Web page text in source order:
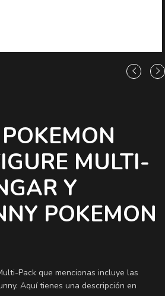
MULTI-
Y
POKEMON
Pack que mencionas incluye las
Aquí tienes una descripción en